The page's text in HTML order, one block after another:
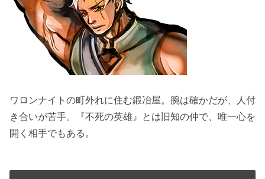
ワロンナイトの町外れに住む鍛冶屋。腕は確かだが、人付
き合いが苦手。『不死の英雄』とは旧知の仲で、唯一心を
開く相手でもある。